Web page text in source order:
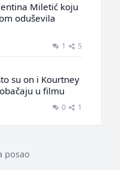
Miletić koju
oduševila
1 5
su on i Kourtney
u filmu
0 1
posao